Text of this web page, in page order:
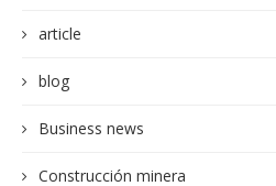
article
blog
Business news
Construcción minera